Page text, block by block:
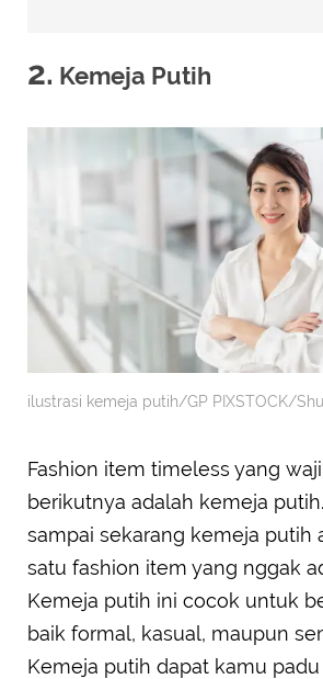
2. Kemeja Putih
ilustrasi kemeja putih/GP PIXSTOCK/
Fashion item timeless yang
berikutnya adalah kemeja
sampai sekarang kemeja putih
satu fashion item yang nggak
Kemeja putih ini cocok untuk
baik formal, kasual, maupun
Kemeja putih dapat kamu